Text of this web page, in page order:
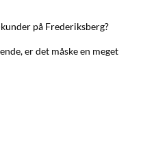
på Frederiksberg?
er det måske en meget